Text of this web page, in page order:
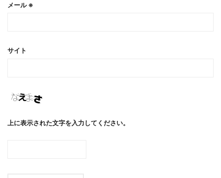
メール※
サイト
上に表示された文字を入力してください。